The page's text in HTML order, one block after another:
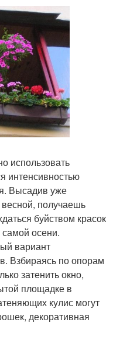
использовать
интенсивностью
Высадив уже
получаешь
буйством красок
осени.
вариант
Взбираясь по опорам
затенить окно,
площадке в
кулис могут
декоративная